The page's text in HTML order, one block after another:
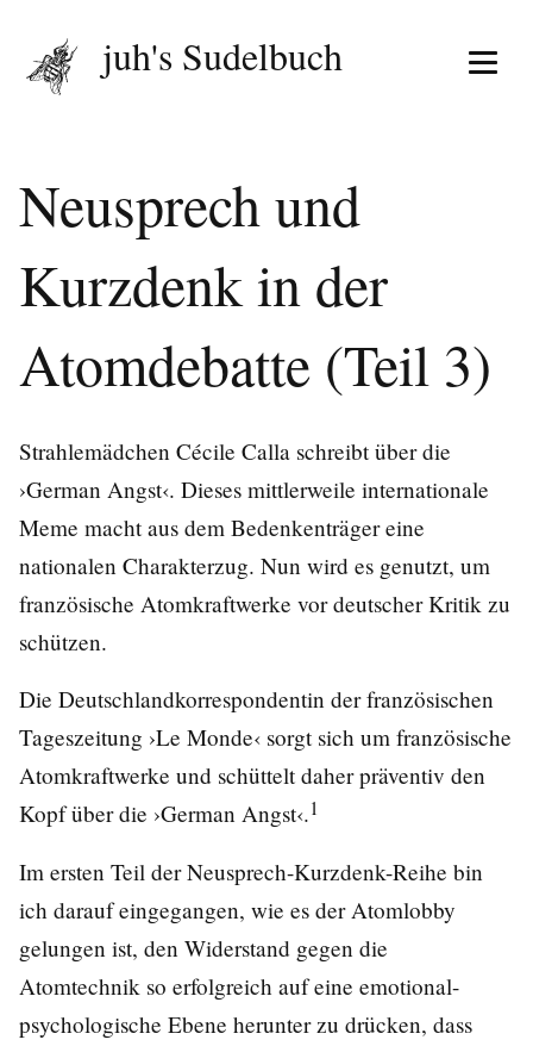
Menü
juh's Sudelbuch
Neusprech und
Kurzdenk in der
Atomdebatte (Teil 3)
Strahlemädchen Cécile Calla schreibt über die
›German Angst‹. Dieses mittlerweile internationale
Meme macht aus dem Bedenkenträger eine
nationalen Charakterzug. Nun wird es genutzt, um
französische Atomkraftwerke vor deutscher Kritik zu
schützen.
Die Deutschlandkorrespondentin der französischen
Tageszeitung ›Le Monde‹ sorgt sich um französische
Atomkraftwerke und schüttelt daher präventiv den
Kopf über die ›German Angst‹.1
Im ersten Teil der Neusprech-Kurzdenk-Reihe bin
ich darauf eingegangen, wie es der Atomlobby
gelungen ist, den Widerstand gegen die
Atomtechnik so erfolgreich auf eine emotional-
psychologische Ebene herunter zu drücken, dass